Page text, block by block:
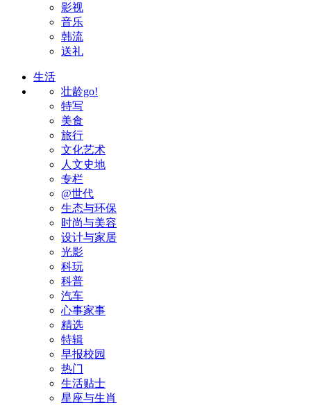
影视
音乐
韩流
送礼
生活
壮龄go!
特写
美食
旅行
文化艺术
人文史地
专栏
@世代
生态与环保
时尚与美容
设计与家居
光影
科玩
科普
汽车
心事家事
精选
特辑
早报校园
热门
生活贴士
星座与生肖